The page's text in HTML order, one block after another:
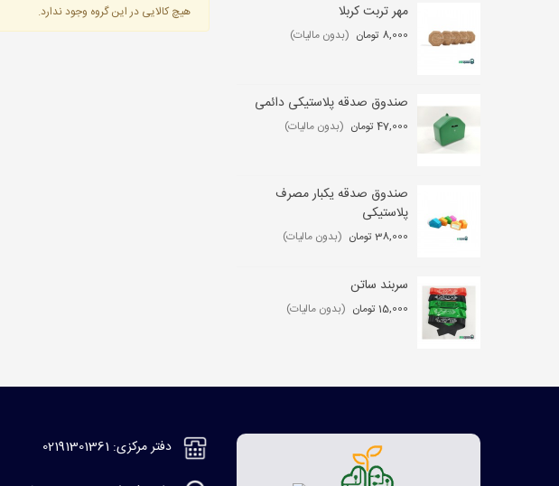
مهر تربت کربلا
8,000 تومان (بدون مالیات)
صندوق صدقه پلاستیکی دائمی
47,000 تومان (بدون مالیات)
صندوق صدقه یکبار مصرف
پلاستیکی
38,000 تومان (بدون مالیات)
سربند ساتن
15,000 تومان (بدون مالیات)
لوح سه بعدی جشن تکلیف (جشن
عبادت)
هیچ کالایی در این گروه وجود ندارد.
دفتر مرکزی: 02191301361